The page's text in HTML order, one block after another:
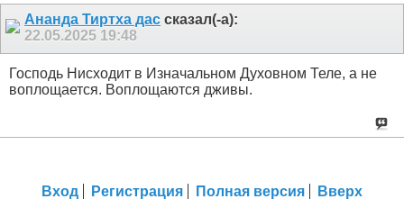
Ананда Тиртха дас сказал(-а):
22.05.2025 19:48
Господь Нисходит в Изначальном Духовном Теле, а не
воплощается. Воплощаются дживы.
Вход Регистрация Полная версия Вверх